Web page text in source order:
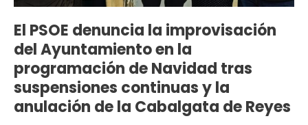
de
Rincón
de
la
Victoria
El PSOE denuncia la improvisación
del Ayuntamiento en la
programación de Navidad tras
suspensiones continuas y la
anulación de la Cabalgata de Reyes
programación
de
Navidad
tras
suspensiones
continuas
y